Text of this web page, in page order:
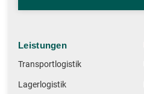
Leistungen
Transportlogistik
Lagerlogistik